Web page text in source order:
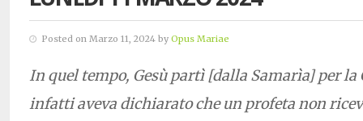
Posted on Marzo 11, 2024 by Opus Mariae
In quel tempo, Gesù partì [dalla Samarìa] per la
infatti aveva dichiarato che un profeta non